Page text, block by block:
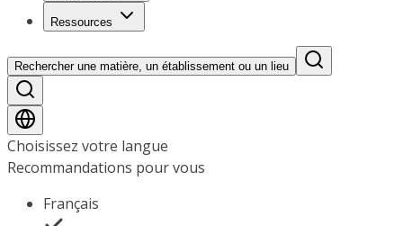
Ressources
Rechercher une matière, un établissement ou un lieu
Choisissez votre langue
Recommandations pour vous
Français